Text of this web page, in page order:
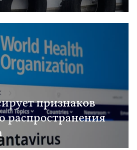
признаков
распространения